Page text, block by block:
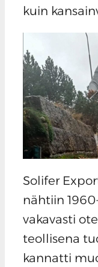
kuin
Solifer
nähtiin
vakavasti
teollisena
kannatti